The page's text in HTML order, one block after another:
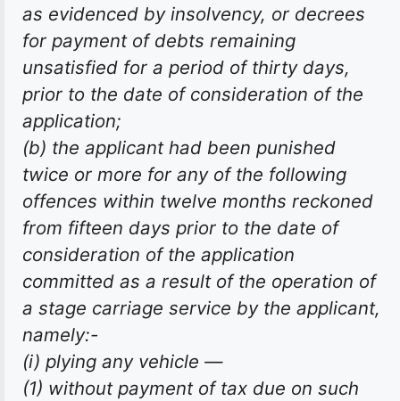
as evidenced by insolvency, or decrees
for payment of debts remaining
unsatisfied for a period of thirty days,
prior to the date of consideration of the
application;
(b) the applicant had been punished
twice or more for any of the following
offences within twelve months reckoned
from fifteen days prior to the date of
consideration of the application
committed as a result of the operation of
a stage carriage service by the applicant,
namely:-
(i) plying any vehicle —
(1) without payment of tax due on such